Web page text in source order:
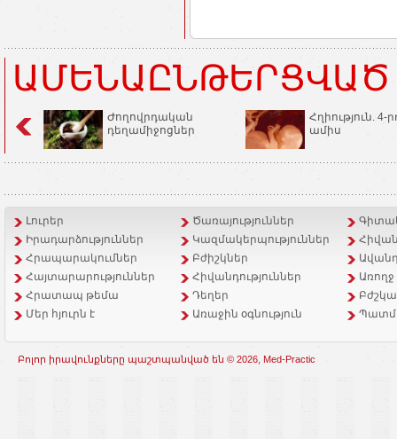
Ժողովրդական
դեղամիջոցներ
Հղիություն. 4-
ամիս
Լուրեր Ծառայություններ
Իրադարձություններ
Կազմակերպություններ
Հրապարակումներ
Բժիշկներ
Հայտարարություններ
Հիվանդություններ
Հրատապ թեմա
Դեղեր
Մեր հյուրն է
Առաջին օգնություն
Բոլոր իրավունքները պաշտպանված են © 2026, Med-Practic